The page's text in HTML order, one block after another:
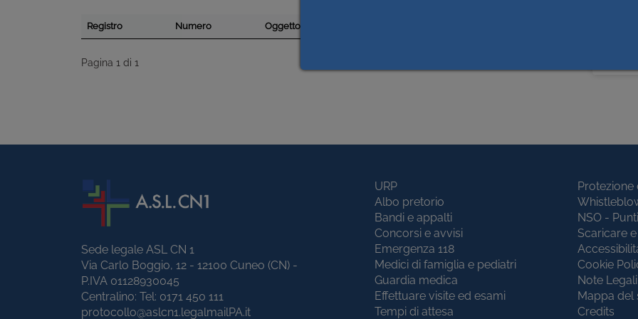
Registro Numero Oggetto
Pagina 1 di 1
Sede legale ASL CN 1
Via Carlo Boggio, 12 - 12100 Cuneo (CN) -
P.IVA 01128930045
Centralino: Tel: 0171 450 111
protocollo@aslcn1.legalmailPA.it
URP
Albo pretorio
Bandi e appalti
Concorsi e avvisi
Emergenza 118
Medici di famiglia e pediatri
Guardia medica
Effettuare visite ed esami
Tempi di attesa
Protezione
NSO -
Scaricare
Cookie
Note Legali
Mappa del
Credits